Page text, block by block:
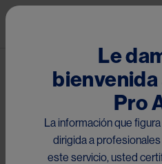
Congreso
NATALEE: analisis de
neoadyuvancia.
Le
Pro
La información que
dirigida a profesionales
este servicio, usted